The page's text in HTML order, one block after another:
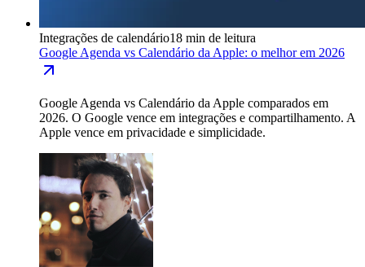
Integrações de calendário18 min de leitura
Google Agenda vs Calendário da Apple: o melhor em 2026
Google Agenda vs Calendário da Apple comparados em
2026. O Google vence em integrações e compartilhamento. A
Apple vence em privacidade e simplicidade.